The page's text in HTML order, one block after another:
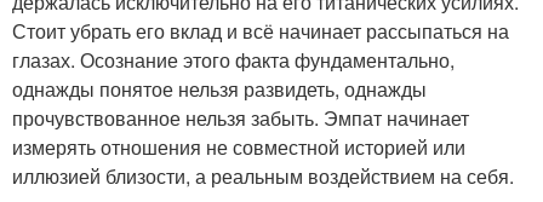
Стоит убрать его вклад и всё начинает рассыпаться на
глазах. Осознание этого факта фундаментально,
однажды понятое нельзя развидеть, однажды
прочувствованное нельзя забыть. Эмпат начинает
измерять отношения не совместной историей или
иллюзией близости, а реальным воздействием на себя.